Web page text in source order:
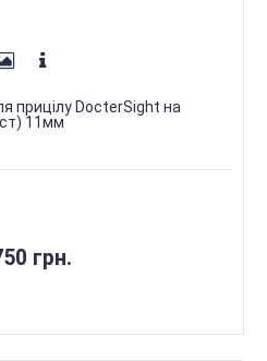
прицілу DocterSight на
11мм
грн.